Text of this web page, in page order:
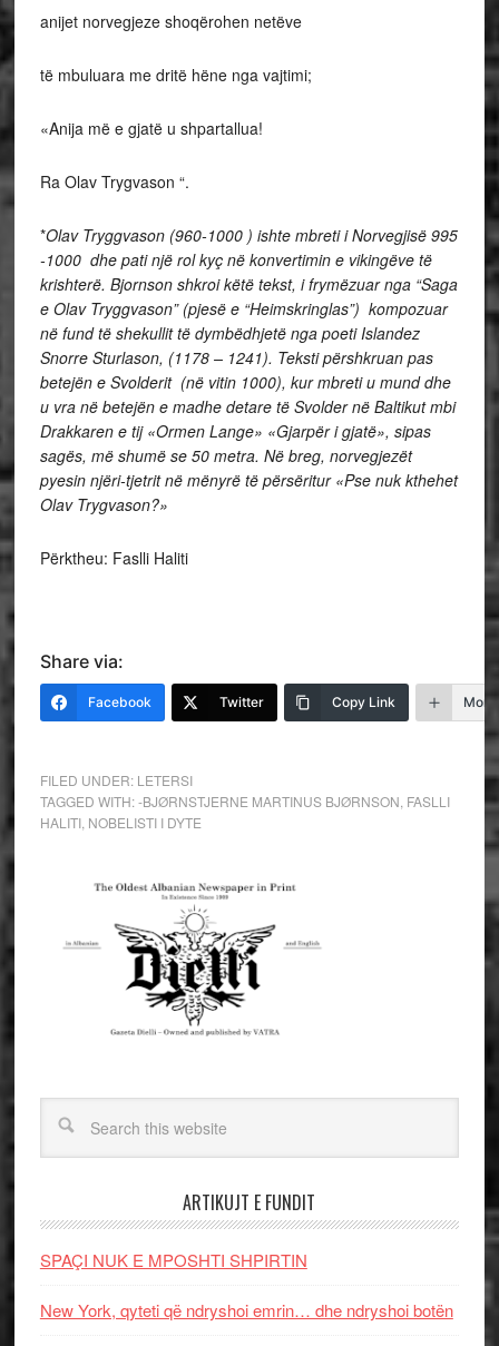
anijet norvegjeze shoqërohen netëve
të mbuluara me dritë hëne nga vajtimi;
«Anija më e gjatë u shpartallua!
Ra Olav Trygvason “.
*Olav Tryggvason (960-1000 ) ishte mbreti i Norvegjisë 995
-1000 dhe pati një rol kyç në konvertimin e vikingëve të
krishterë. Bjornson shkroi këtë tekst, i frymëzuar nga “Saga
e Olav Tryggvason” (pjesë e “Heimskringlas”) kompozuar
në fund të shekullit të dymbëdhjetë nga poeti Islandez
Snorre Sturlason, (1178 – 1241). Teksti përshkruan pas
betejën e Svolderit (në vitin 1000), kur mbreti u mund dhe
u vra në betejën e madhe detare të Svolder në Baltikut mbi
Drakkaren e tij «Ormen Lange» «Gjarpër i gjatë», sipas
sagës, më shumë se 50 metra. Në breg, norvegjezët
pyesin njëri-tjetrit në mënyrë të përsëritur «Pse nuk kthehet
Olav Trygvason?»
Përktheu: Faslli Haliti
Share via:
Facebook Twitter Copy Link More
FILED UNDER: LETERSI
TAGGED WITH:-BJØRNSTJERNE MARTINUS BJØRNSON FASLLI
HALITI, NOBELISTI I DYTE
ARTIKUJT E FUNDIT
SPAÇI NUK E MPOSHTI SHPIRTIN
New York, qyteti që ndryshoi emrin… dhe ndryshoi botën